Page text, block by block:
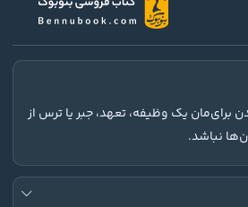
برای‌مان یک وظیفه، تعهد، جبر یا ترس از
نباشد.